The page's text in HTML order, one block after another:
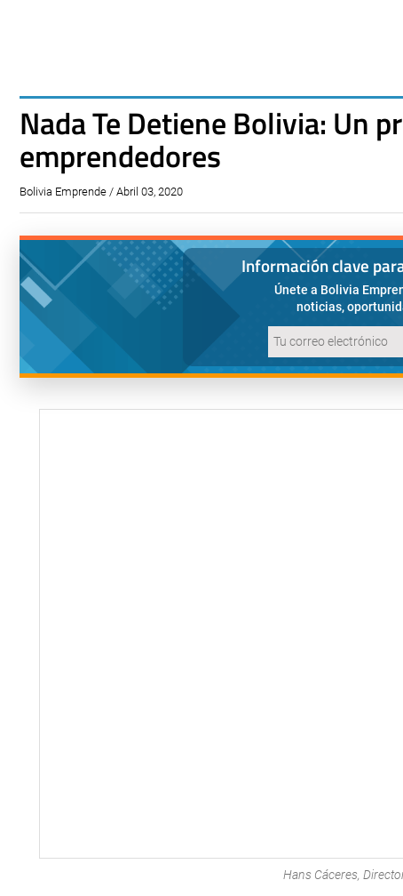
Nada Te Detiene Bolivia: Un
emprendedores
Bolivia Emprende / Abril 03, 2020
Información clave
Únete a Bolivia
noticias,
Hans Cáceres,